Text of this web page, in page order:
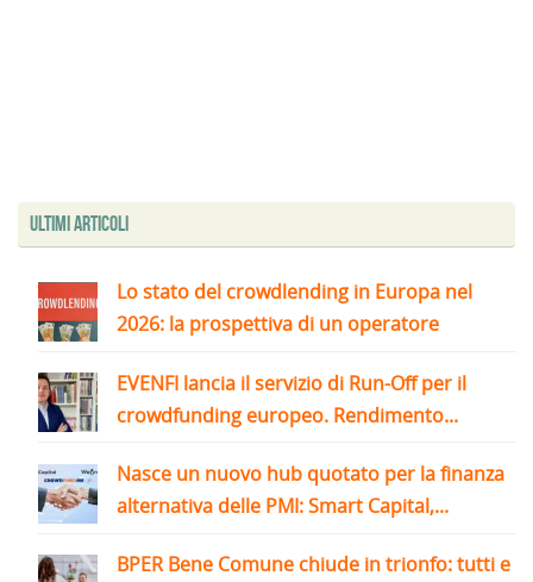
Ultimi articoli
Lo stato del crowdlending in Europa nel
2026: la prospettiva di un operatore
EVENFI lancia il servizio di Run-Off per il
crowdfunding europeo. Rendimento...
Nasce un nuovo hub quotato per la finanza
alternativa delle PMI: Smart Capital,...
BPER Bene Comune chiude in trionfo: tutti e